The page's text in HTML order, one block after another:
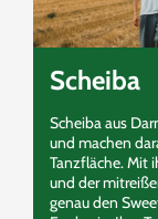
Scheiba
Scheiba aus
und machen
Tanzfläche. Mit
und der
genau den